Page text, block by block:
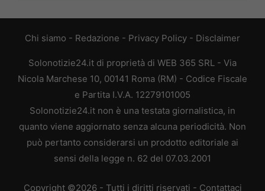
Chi siamo - Redazione - Privacy Policy - Disclaimer
Solonotizie24.it di proprietà di WEB 365 SRL - Via
Nicola Marchese 10, 00141 Roma (RM) - Codice Fiscale
e Partita I.V.A. 12279101005
Solonotizie24.it non è una testata giornalistica, in
quanto viene aggiornato senza alcuna periodicità. Non
può pertanto considerarsi un prodotto editoriale ai
sensi della legge n. 62 del 07.03.2001
Copyright ©2026 - Tutti i diritti riservati - Contattaci